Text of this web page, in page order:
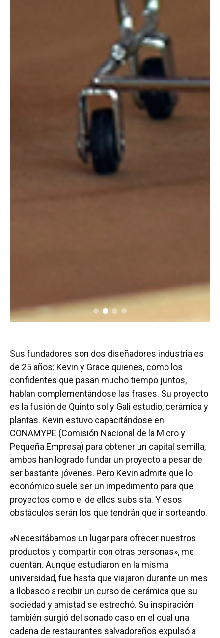
Sus fundadores son dos diseñadores industriales
de 25 años: Kevin y Grace quienes, como los
confidentes que pasan mucho tiempo juntos,
hablan complementándose las frases. Su proyecto
es la fusión de Quinto sol y Gali estudio, cerámica y
plantas. Kevin estuvo capacitándose en
CONAMYPE (Comisión Nacional de la Micro y
Pequeña Empresa) para obtener un capital semilla,
ambos han logrado fundar un proyecto a pesar de
ser bastante jóvenes. Pero Kevin admite que lo
económico suele ser un impedimento para que
proyectos como el de ellos subsista. Y esos
obstáculos serán los que tendrán que ir sorteando.
«Necesitábamos un lugar para ofrecer nuestros
productos y compartir con otras personas», me
cuentan. Aunque estudiaron en la misma
universidad, fue hasta que viajaron durante un mes
a Ilobasco a recibir un curso de cerámica que su
sociedad y amistad se estrechó. Su inspiración
también surgió del sonado caso en el cual una
cadena de restaurantes salvadoreños expulsó a